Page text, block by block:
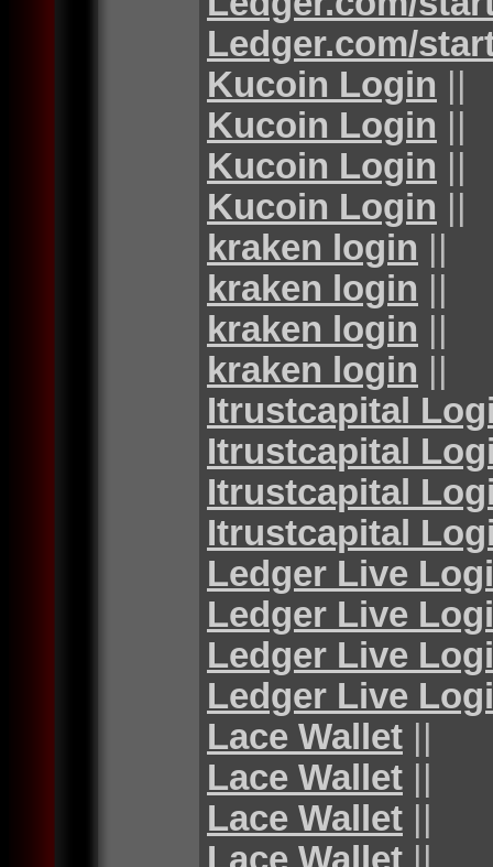
Ledger.com/
Kucoin Login ||
Kucoin Login ||
Kucoin Login ||
Kucoin Login ||
kraken login ||
kraken login ||
kraken login ||
kraken login ||
Itrustcapital
Itrustcapital
Itrustcapital
Itrustcapital
Ledger Live
Ledger Live
Ledger Live
Ledger Live
Lace Wallet ||
Lace Wallet ||
Lace Wallet ||
Lace Wallet ||